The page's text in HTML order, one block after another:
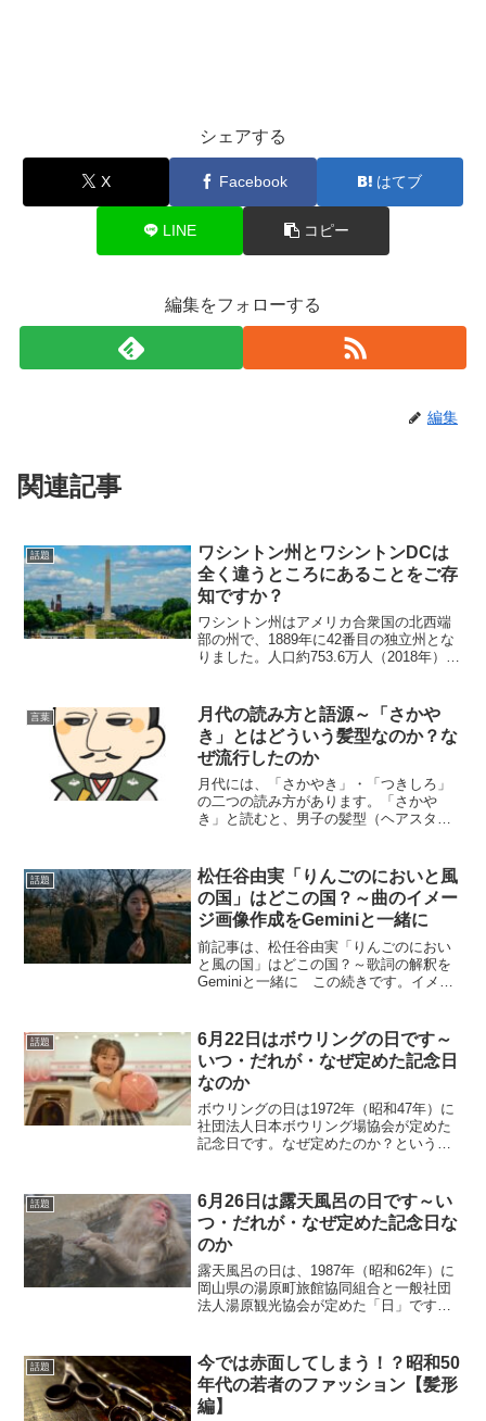
シェアする
X Facebook はてブ
LINE コピー
編集をフォローする
編集
関連記事
話題
ワシントン州とワシントンDCは
全く違うところにあることをご存
知ですか？
ワシントン州はアメリカ合衆国の北西端
部の州で、1889年に42番目の独立州とな
りました。人口約753.6万人（2018年）、
量は全米第1位の州です。Amazon、マイ
ク...
言葉
月代の読み方と語源～「さかや
き」とはどういう髪型なのか？な
ぜ流行したのか
月代には、「さかやき」・「つきしろ」
の二つの読み方があります。「さかや
き」と読むと、男子の髪型（ヘアスタイ
空がしらんで見えること（月白）③「さ
かやき」と同じ という三つ...
話題
松任谷由実「りんごのにおいと風
の国」はどこの国？～曲のイメー
ジ画像作成をGeminiと一緒に
前記事は、松任谷由実「りんごのにおい
と風の国」はどこの国？～歌詞の解釈を
Geminiと一緒に この続きです。イメー
て、画像はより層が厚く、多角的なニュ
アンスを含んだものに...
話題
6月22日はボウリングの日です～
いつ・だれが・なぜ定めた記念日
なのか
ボウリングの日は1972年（昭和47年）に
社団法人日本ボウリング場協会が定めた
記念日です。なぜ定めたのか？というと
本初のボウリング場が1861年6月22日に
新装開店...
話題
6月26日は露天風呂の日です～い
つ・だれが・なぜ定めた記念日な
のか
露天風呂の日は、1987年（昭和62年）に
岡山県の湯原町旅館協同組合と一般社団
法人湯原観光協会が定めた「日」です。
こと。現在「露天風呂の日」は、全国共
通の記念日とな...
話題
今では赤面してしまう！？昭和50
年代の若者のファッション【髪形
編】